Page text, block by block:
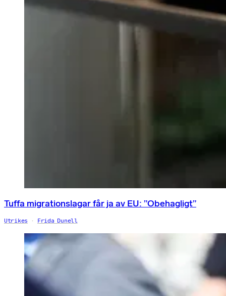
Tuffa migrationslagar får ja av EU: ”Obehagligt”
Utrikes Frida Dunell